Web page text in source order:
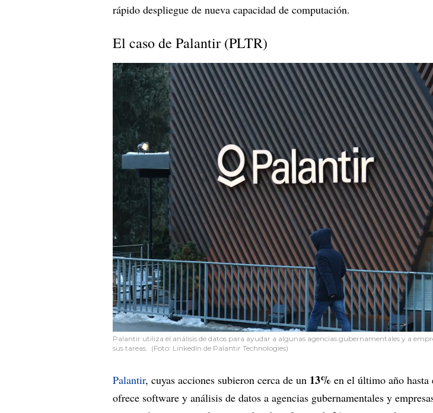
rápido despliegue de nueva capacidad de computación.
El caso de Palantir (PLTR)
Palantir utiliza el análisis de datos para ayudar a algunas agencias gubernamentales y a
sus tareas. (Foto: LinkedIn de Palantir Technologies)
Palantir, cuyas acciones subieron cerca de un 13% en el último año hasta
ofrece software y análisis de datos a agencias gubernamentales y